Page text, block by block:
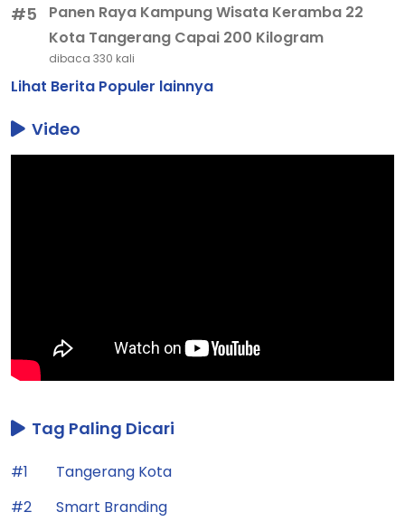
#5
Panen Raya Kampung Wisata Keramba 22
Kota Tangerang Capai 200 Kilogram
dibaca 330 kali
Lihat Berita Populer lainnya
Video
Tag Paling Dicari
#1
Tangerang Kota
#2
Smart Branding